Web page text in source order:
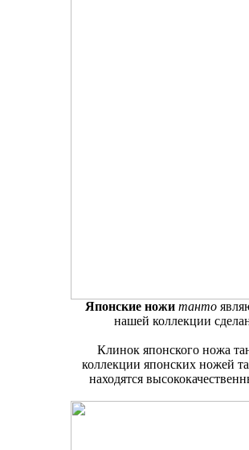
Японские ножи танто
нашей коллекции
Клинок японского ножа
коллекции японских ножей
находятся